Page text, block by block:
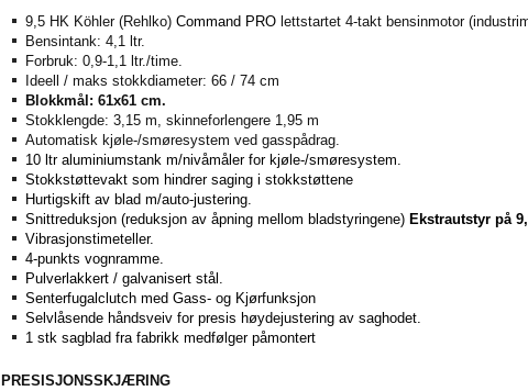
9,5 HK Köhler (Rehlko) Command PRO lettstartet 4-takt bensinmotor
Bensintank: 4,1 ltr.
Forbruk: 0,9-1,1 ltr./time.
Ideell / maks stokkdiameter: 66 / 74 cm
Blokkmål: 61x61 cm.
Stokklengde: 3,15 m, skinneforlengere 1,95 m
Automatisk kjøle-/smøresystem ved gasspådrag.
10 ltr aluminiumstank m/nivåmåler for kjøle-/smøresystem.
Stokkstøttevakt som hindrer saging i stokkstøttene
Hurtigskift av blad m/auto-justering.
Snittreduksjon (reduksjon av åpning mellom bladstyringene) Ekstrautstyr på
Vibrasjonstimeteller.
4-punkts vognramme.
Pulverlakkert / galvanisert stål.
Senterfugalclutch med Gass- og Kjørfunksjon
Selvlåsende håndsveiv for presis høydejustering av saghodet.
1 stk sagblad fra fabrikk medfølger påmontert
PRESISJONSSKJÆRING